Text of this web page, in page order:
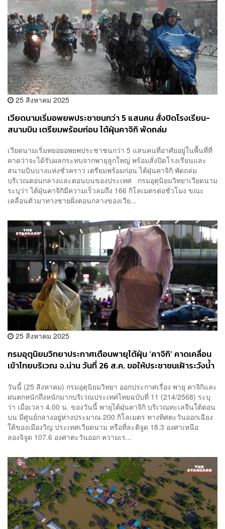
25 สิงหาคม 2025
เวียดนามเริ่มอพยพประชาชนกว่า 5 แสนคน สั่งปิดโรงเรียน-
สนามบิน เตรียมพร้อมก่อน ไต้ฝุ่นคาจิกิ พัดถล่ม
เวียดนามเริ่มทยอยอพยพประชาชนกว่า 5 แสนคนที่อาศัยอยู่ในพื้นที่ที่
คาดว่าจะได้รับผลกระทบจากพายุลูกใหญ่ พร้อมสั่งปิดโรงเรียนและ
สนามบินบางแห่งชั่วคราว เตรียมพร้อมก่อน ไต้ฝุ่นคาจิกิ พัดถล่ม
บริเวณตอนกลางและตอนบนของประเทศ กรมอุตุนิยมวิทยาเวียดนาม
ระบุว่า ไต้ฝุ่นคาจิกิมีความเร็วลมถึง 166 กิโลเมตรต่อชั่วโมง ขณะ
เคลื่อนตัวมาทางชายฝั่งตอนกลางของเวีย...
25 สิงหาคม 2025
กรมอุตุนิยมวิทยาประกาศเตือนพายุไต้ฝุ่น ‘คาจิกิ’ คาดเคลื่อน
เข้าไทยบริเวณ จ.น่าน วันที่ 26 ส.ค. ขอให้ประชาชนเฝ้าระวังน้ำ
วันนี้ (25 สิงหาคม) กรมอุตุนิยมวิทยา ออกประกาศเรื่อง พายุ คาจิกิและ
ฝนตกหนักถึงหนักมากบริเวณประเทศไทยฉบับที่ 11 (214/2568) ระบุ
ว่า เมื่อเวลา 4.00 น. ของวันนี้ พายุไต้ฝุ่นคาจิกิ บริเวณทะเลจีนใต้ตอน
บน มีศูนย์กลางอยู่ห่างประมาณ 200 กิโลเมตร ทางทิศตะวันออกเฉียง
ใต้ของเมืองวิญ ประเทศเวียดนาม หรือที่ละติจูด 18.3 องศาเหนือ
ลองจิจูด 107.6 องศาตะวันออก ความเร...